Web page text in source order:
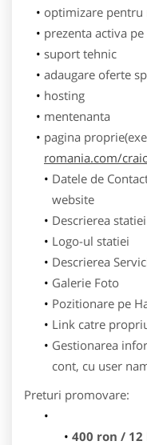
optimizare pentru
prezenta activa
suport tehnic
adaugare oferte
hosting
mentenanta
pagina
romania.com/
Datele de
website
Descrierea statiei
Logo-ul statiei
Descrierea
Galerie Foto
Pozitionare pe
Link catre
Gestionarea
cont, cu user
Preturi promovare:
400 ron /